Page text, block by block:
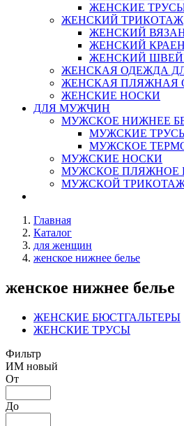
ЖЕНСКИЕ
ЖЕНСКИЙ ТРИКОТАЖ
ЖЕНСКИЙ
ЖЕНСКИЙ
ЖЕНСКИЙ
ЖЕНСКАЯ ОДЕЖДА
ЖЕНСКАЯ ПЛЯЖНАЯ
ЖЕНСКИЕ НОСКИ
ДЛЯ МУЖЧИН
МУЖСКОЕ НИЖНЕЕ
МУЖСКИЕ
МУЖСКОЕ
МУЖСКИЕ НОСКИ
МУЖСКОЕ ПЛЯЖНОЕ
МУЖСКОЙ
Главная
Каталог
для женщин
женское нижнее белье
женское нижнее белье
ЖЕНСКИЕ БЮСТГАЛЬТЕРЫ
ЖЕНСКИЕ ТРУСЫ
Фильтр
ИМ новый
От
До